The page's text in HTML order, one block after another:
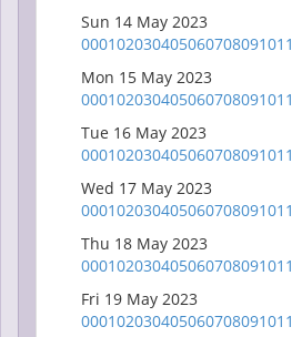
Sun 14 May 2023
000102030405060708091011
Mon 15 May 2023
000102030405060708091011
Tue 16 May 2023
000102030405060708091011
Wed 17 May 2023
000102030405060708091011
Thu 18 May 2023
000102030405060708091011
Fri 19 May 2023
000102030405060708091011